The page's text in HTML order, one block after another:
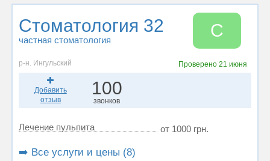
Стоматология 32
частная стоматология С
р-н. Ингульский Проверено 21 июня
Добавить
отзыв
100
звонков
Лечение пульпита от 1000 грн.
➡️ Все услуги и цены (8)